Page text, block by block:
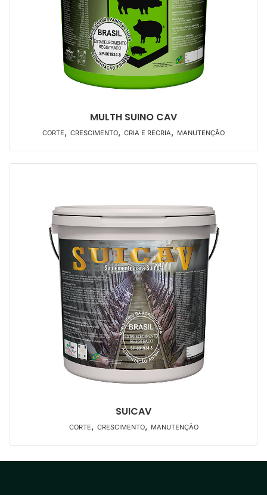
MULTH SUINO CAV
CORTE, CRESCIMENTO, CRIA E RECRIA, MANUTENÇÃO
SUICAV
CORTE, CRESCIMENTO, MANUTENÇÃO